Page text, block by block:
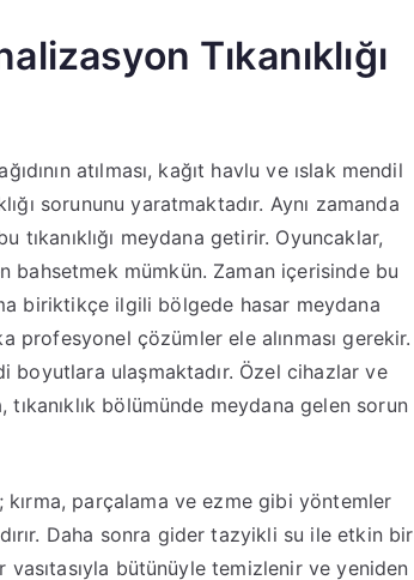
Tıkanıklığı
atılması, kağıt havlu ve ıslak mendil
sorununu yaratmaktadır. Aynı zamanda
tıkanıklığı meydana getirir. Oyuncaklar,
mümkün. Zaman içerisinde bu
biriktikçe ilgili bölgede hasar meydana
profesyonel çözümler ele alınması gerekir.
ulaşmaktadır. Özel cihazlar ve
bölümünde meydana gelen sorun
parçalama ve ezme gibi yöntemler
Daha sonra gider tazyikli su ile etkin bir
bütünüyle temizlenir ve yeniden